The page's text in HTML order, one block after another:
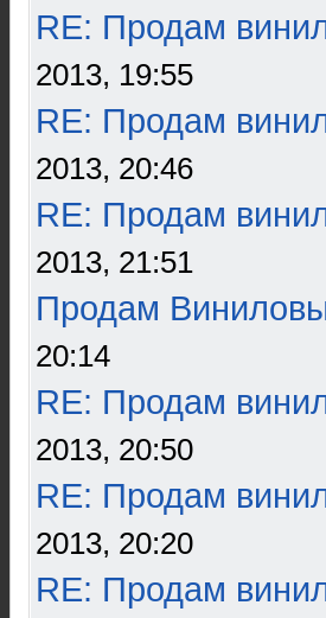
RE: Продам
2013, 19:55
RE: Продам
2013, 20:46
RE: Продам
2013, 21:51
Продам
20:14
RE: Продам
2013, 20:50
RE: Продам
2013, 20:20
RE: Продам